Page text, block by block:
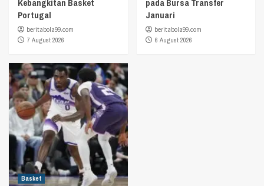
Kebangkitan Basket
Portugal
beritabola99.com
7 August 2026
pada Bursa Transfer
Januari
beritabola99.com
6 August 2026
Basket